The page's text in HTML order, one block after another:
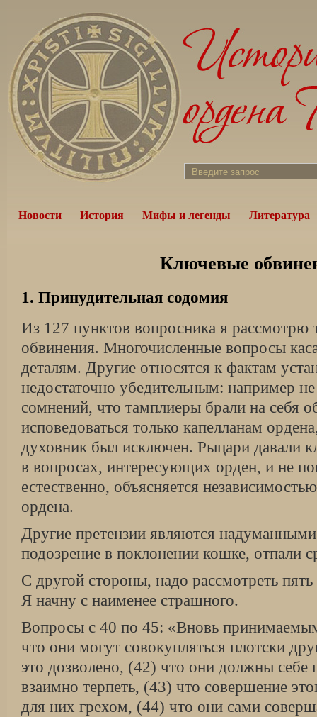
Новости История Мифы и легенды Литература
Ключевые
1. Принудительная содомия
Из 127 пунктов вопросника я рассмотрю
обвинения. Многочисленные вопросы
деталям. Другие относятся к фактам
недостаточно убедительным: например
сомнений, что тамплиеры брали на себя
исповедоваться только капелланам
духовник был исключен. Рыцари давали
в вопросах, интересующих орден, и не
естественно, объясняется
ордена.
Другие претензии являются
подозрение в поклонении кошке, отпали
С другой стороны, надо рассмотреть
Я начну с наименее страшного.
Вопросы с 40 по 45: «Вновь
что они могут совокупляться плотски
это дозволено, (42) что они должны себе
взаимно терпеть, (43) что совершение
для них грехом, (44) что они сами